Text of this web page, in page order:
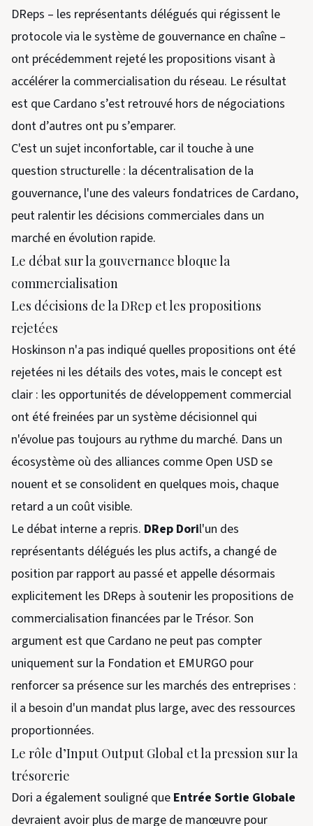
DReps – les représentants délégués qui régissent le
protocole via le système de gouvernance en chaîne –
ont précédemment rejeté les propositions visant à
accélérer la commercialisation du réseau. Le résultat
est que Cardano s’est retrouvé hors de négociations
dont d’autres ont pu s’emparer.
C'est un sujet inconfortable, car il touche à une
question structurelle : la décentralisation de la
gouvernance, l'une des valeurs fondatrices de Cardano,
peut ralentir les décisions commerciales dans un
marché en évolution rapide.
Le débat sur la gouvernance bloque la
commercialisation
Les décisions de la DRep et les propositions
rejetées
Hoskinson n'a pas indiqué quelles propositions ont été
rejetées ni les détails des votes, mais le concept est
clair : les opportunités de développement commercial
ont été freinées par un système décisionnel qui
n'évolue pas toujours au rythme du marché. Dans un
écosystème où des alliances comme Open USD se
nouent et se consolident en quelques mois, chaque
retard a un coût visible.
Le débat interne a repris. DRep Doril'un des
représentants délégués les plus actifs, a changé de
position par rapport au passé et appelle désormais
explicitement les DReps à soutenir les propositions de
commercialisation financées par le Trésor. Son
argument est que Cardano ne peut pas compter
uniquement sur la Fondation et EMURGO pour
renforcer sa présence sur les marchés des entreprises :
il a besoin d'un mandat plus large, avec des ressources
proportionnées.
Le rôle d’Input Output Global et la pression sur la
trésorerie
Dori a également souligné que Entrée Sortie Globale
devraient avoir plus de marge de manœuvre pour